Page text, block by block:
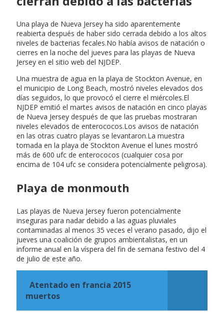
Una playa de Nueva Jersey ha sido aparentemente
reabierta después de haber sido cerrada debido a los altos
niveles de bacterias fecales.No había avisos de natación o
cierres en la noche del jueves para las playas de Nueva
Jersey en el sitio web del NJDEP.
Una muestra de agua en la playa de Stockton Avenue, en
el municipio de Long Beach, mostró niveles elevados dos
días seguidos, lo que provocó el cierre el miércoles.El
NJDEP emitió el martes avisos de natación en cinco playas
de Nueva Jersey después de que las pruebas mostraran
niveles elevados de enterococos.Los avisos de natación
en las otras cuatro playas se levantaron.La muestra
tomada en la playa de Stockton Avenue el lunes mostró
más de 600 ufc de enterococos (cualquier cosa por
encima de 104 ufc se considera potencialmente peligrosa).
Playa de monmouth
Las playas de Nueva Jersey fueron potencialmente
inseguras para nadar debido a las aguas pluviales
contaminadas al menos 35 veces el verano pasado, dijo el
jueves una coalición de grupos ambientalistas, en un
informe anual en la víspera del fin de semana festivo del 4
de julio de este año.
Atentado en francia 2015
muertos